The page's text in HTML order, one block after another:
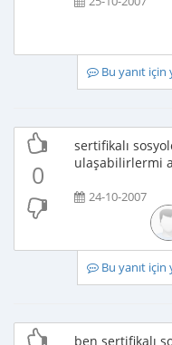
Bu yanıt
0
sertifikalı
ulaşabilirlermi
24-10-2007
Bu yanıt
ben sertifikalı